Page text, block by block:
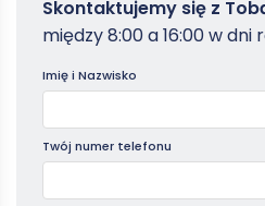
reklama. Wiele decyzji cenowych
strategicznych, biorąc pod uwagę
arenie międzynarodowej
samochodowy, zdominowany
Motors.
Zamowterminal
Poradniki
Skontaktujemy się z
między 8:00 a 16:00 w dni
Imię i Nazwisko
Twój numer telefonu